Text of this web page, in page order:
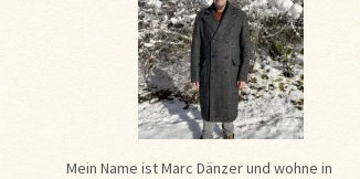
Mein Name ist Marc Dänzer und wohne in